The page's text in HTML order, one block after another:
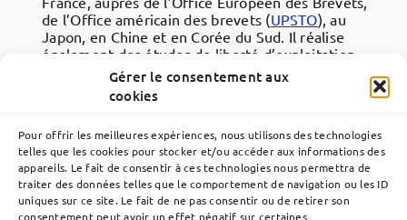
Gérer le consentement aux
cookies
Pour offrir les meilleures expériences, nous utilisons des technologies
telles que les cookies pour stocker et/ou accéder aux informations des
appareils. Le fait de consentir à ces technologies nous permettra de
traiter des données telles que le comportement de navigation ou les ID
uniques sur ce site. Le fait de ne pas consentir ou de retirer son
consentement peut avoir un effet négatif sur certaines
de l’Office américain des brevets (UPSTO), au
Japon, en Chine et en Corée du Sud. Il réalise
également des études de liberté d’exploitation
et des procédures d’opposition devant l’Office
Européen des Brevets.
coordination des formations internes chez
Lavoix qui sont dispensées à tous les
collaborateurs qui rejoignent le cabinet.